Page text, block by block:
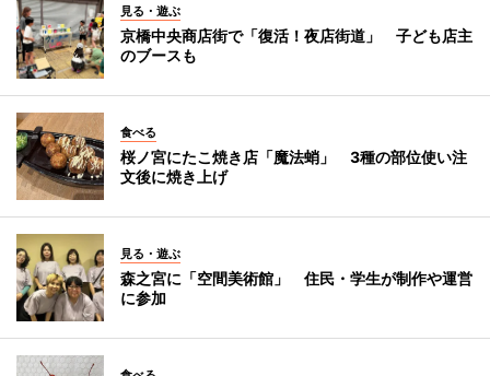
見る・遊ぶ
京橋中央商店街で「復活！夜店街道」 子ども店主
のブースも
食べる
桜ノ宮にたこ焼き店「魔法蛸」 3種の部位使い注
文後に焼き上げ
見る・遊ぶ
森之宮に「空間美術館」 住民・学生が制作や運営
に参加